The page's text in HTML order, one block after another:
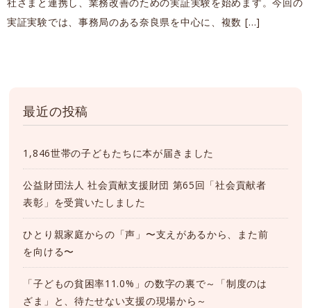
実証実験では、事務局のある奈良県を中心に、複数 […]
最近の投稿
1,846世帯の子どもたちに本が届きました
公益財団法人 社会貢献支援財団 第65回「社会貢献者
表彰」を受賞いたしました
ひとり親家庭からの「声」〜支えがあるから、また前
を向ける〜
「子どもの貧困率11.0%」の数字の裏で～「制度のは
ざま」と、待たせない支援の現場から～